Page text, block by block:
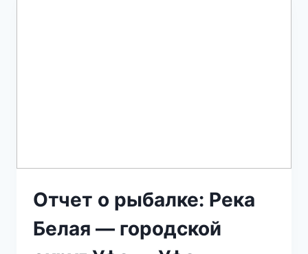
Отчет о рыбалке: Река
Белая — городской